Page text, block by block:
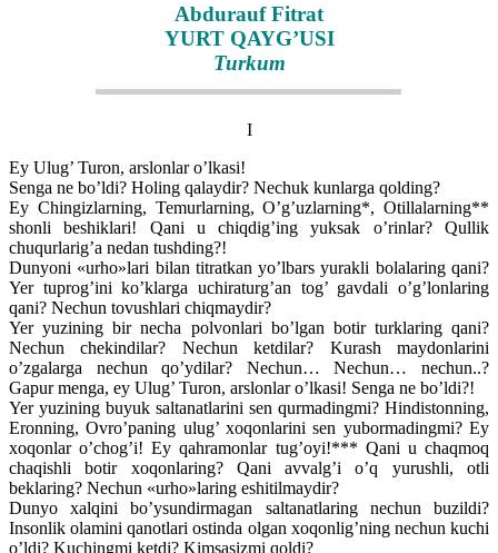
Abdurauf Fitrat
YURT QAYG’USI
Turkum
I
Ey Ulug’ Turon, arslonlar o’lkasi!
Senga ne bo’ldi? Holing qalaydir? Nechuk kunlarga qolding?
Ey Chingizlarning, Temurlarning, O’g’uzlarning*, Otillalarning**
shonli beshiklari! Qani u chiqdig’ing yuksak o’rinlar? Qullik
chuqurlarig’a nedan tushding?!
Dunyoni «urho»lari bilan titratkan yo’lbars yurakli bolalaring qani?
Yer tuprog’ini ko’klarga uchiraturg’an tog’ gavdali o’g’lonlaring
qani? Nechun tovushlari chiqmaydir?
Yer yuzining bir necha polvonlari bo’lgan botir turklaring qani?
Nechun chekindilar? Nechun ketdilar? Kurash maydonlarini
o’zgalarga nechun qo’ydilar? Nechun… Nechun… nechun..?
Gapur menga, ey Ulug’ Turon, arslonlar o’lkasi! Senga ne bo’ldi?!
Yer yuzining buyuk saltanatlarini sen qurmadingmi? Hindistonning,
Eronning, Ovro’paning ulug’ xoqonlarini sen yubormadingmi? Ey
xoqonlar o’chog’i! Ey qahramonlar tug’oyi!*** Qani u chaqmoq
chaqishli botir xoqonlaring? Qani avvalg’i o’q yurushli, otli
beklaring? Nechun «urho»laring eshitilmaydir?
Dunyo xalqini bo’ysundirmagan saltanatlaring nechun buzildi?
Insonlik olamini qanotlari ostinda olgan xoqonlig’ning nechun kuchi
o’ldi? Kuchingmi ketdi? Kimsasizmi qoldi?